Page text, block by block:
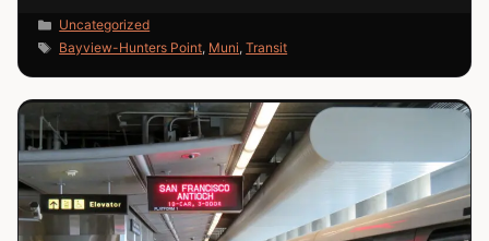
Catégories
Uncategorized
Étiquettes
Bayview-Hunters Point, Muni,Transit